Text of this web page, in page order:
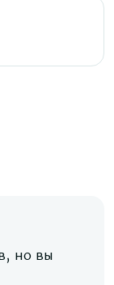
но вы